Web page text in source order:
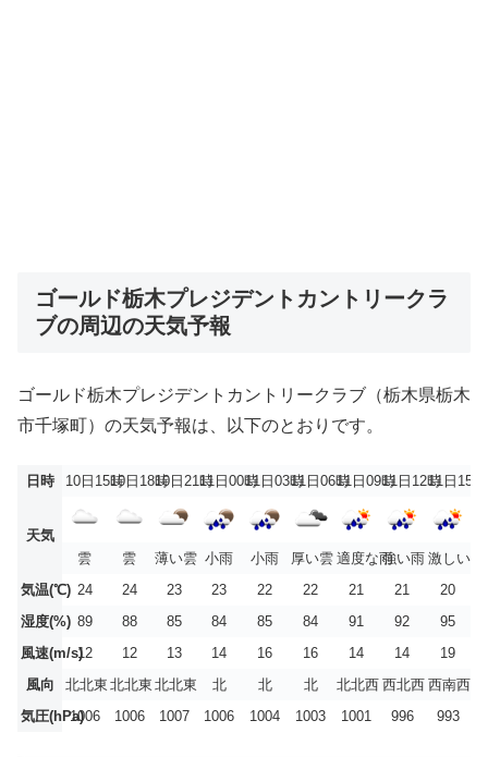
ゴールド栃木プレジデントカントリークラ
ブの周辺の天気予報
ゴールド栃木プレジデントカントリークラブ（栃木県栃木
市千塚町）の天気予報は、以下のとおりです。
日時 10日15時10日18時10日21時11日00時11日03時11日06時11日09時11日12時11日15時
天気
雲
雲 薄い雲 小雨 小雨 厚い雲 適度な雨強い雨 激しい雨
気温(℃) 24 24 23 23 22 22 21 21
20
湿度(%) 89 88 85 84 85 84 91 92
95
風速(m/s)12 12 13 14 16 16 14 14
19
風向
北北東 北北東 北北東 北 北 北 北北西 西北西 西南西
気圧(hPa)1006 1006 1007 1006 1004 1003 1001 996 993